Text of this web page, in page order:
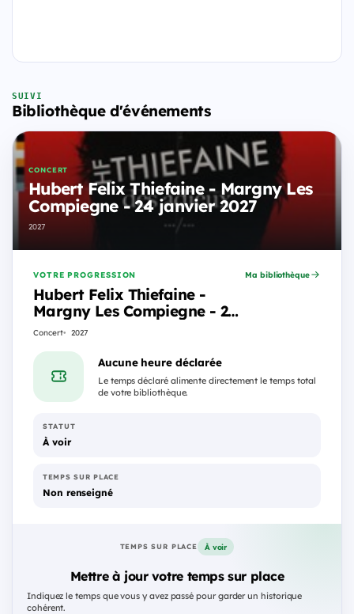
SUIVI
Bibliothèque d'événements
CONCERT
Hubert Felix Thiefaine - Margny Les
Compiegne - 24 janvier 2027
2027
VOTRE PROGRESSION
Hubert Felix Thiefaine -
Margny Les Compiegne - 24
janvier 2027
Concert 2027
Ma bibliothèque
Aucune heure déclarée
Le temps déclaré alimente directement le temps total
de votre bibliothèque.
STATUT
À voir
TEMPS SUR PLACE
Non renseigné
TEMPS SUR PLACE À voir
Mettre à jour votre temps sur place
Indiquez le temps que vous y avez passé pour garder un historique
cohérent.